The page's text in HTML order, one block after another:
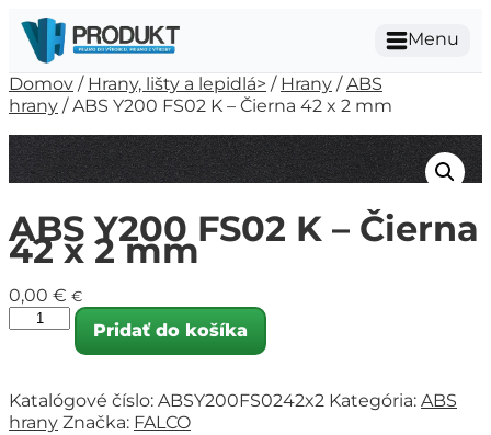
Menu
Domov / Hrany, lišty a lepidlá> / Hrany /ABS
hrany / ABS Y200 FS02 K – Čierna 42 x 2 mm
ABS Y200 FS02 K – Čierna
42 x 2 mm
0,00 € €
Pridať do košíka
Katalógové číslo: ABSY200FS0242x2 Kategória: ABS
hrany Značka: FALCO